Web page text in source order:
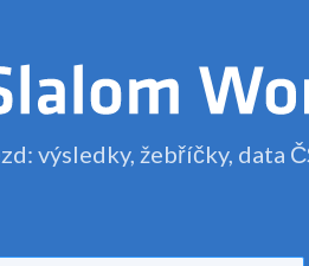
výsledky, žebříčky, data